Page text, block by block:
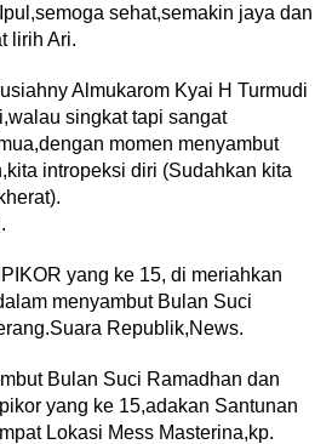
sehat,semakin jaya dan
lirih Ari.
Almukarom Kyai H Turmudi
singkat tapi sangat
momen menyambut
intropeksi diri (Sudahkan kita
yang ke 15, di meriahkan
menyambut Bulan Suci
Republik,News.
Bulan Suci Ramadhan dan
yang ke 15,adakan Santunan
Lokasi Mess Masterina,kp.